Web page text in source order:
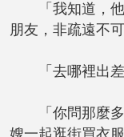
「我知道，他
朋友，非疏遠不可
「去哪裡出差
「你問那麼多
嫂一起逛街買衣